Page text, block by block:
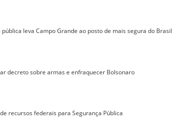
leva Campo Grande ao posto de mais segura do Brasil
decreto sobre armas e enfraquecer Bolsonaro
recursos federais para Segurança Pública